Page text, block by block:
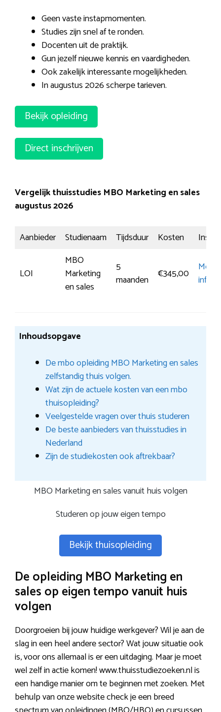
Geen vaste instapmomenten.
Studies zijn snel af te ronden.
Docenten uit de praktijk.
Gun jezelf nieuwe kennis en vaardigheden.
Ook zakelijk interessante mogelijkheden.
In augustus 2026 scherpe tarieven.
Bekijk opleiding
Direct inschrijven
Vergelijk thuisstudies MBO Marketing en sales
augustus 2026
Aanbieder Studienaam Tijdsduur Kosten
LOI
MBO
Marketing
en sales
5
maanden
€345,00
Meer
Inhoudsopgave
De mbo opleiding MBO Marketing en sales
zelfstandig thuis volgen.
Wat zijn de actuele kosten van een mbo
thuisopleiding?
Veelgestelde vragen over thuis studeren
De beste aanbieders van thuisstudies in
Nederland
Zijn de studiekosten ook aftrekbaar?
MBO Marketing en sales vanuit huis volgen
Studeren op jouw eigen tempo
Bekijk thuisopleiding
De opleiding MBO Marketing en
sales op eigen tempo vanuit huis
volgen
Doorgroeien bij jouw huidige werkgever? Wil je aan de
slag in een heel andere sector? Wat jouw situatie ook
is, voor ons allemaal is er een uitdaging. Maar je moet
wel zelf in actie komen! www.thuisstudiezoeken.nl is
een handige manier om te beginnen met zoeken. Met
behulp van onze website check je een breed